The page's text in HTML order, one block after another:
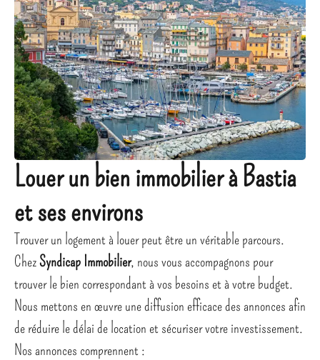
Louer un bien immobilier à Bastia
et ses environs
Trouver un logement à louer peut être un véritable parcours.
ChezSyndicap Immobilier, nous vous accompagnons pour
trouver le bien correspondant à vos besoins et à votre budget.
Nous mettons en œuvre une diffusion efficace des annonces afin
de réduire le délai de location et sécuriser votre investissement.
Nos annonces comprennent :